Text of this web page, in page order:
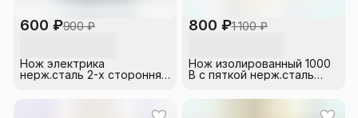
600 ₽900 ₽
Нож электрика
нерж.сталь 2-х сторонняя
800 ₽1 100 ₽
Нож изолированный 1000
В с пяткой нерж.сталь
прорезин.ручка FIT